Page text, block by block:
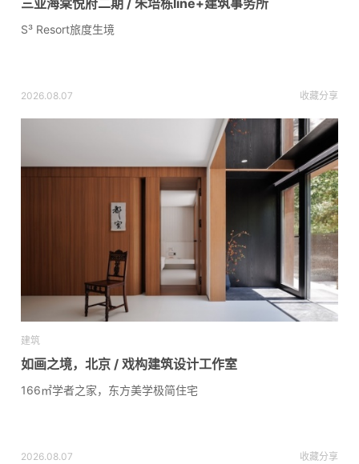
三亚海棠悦府二期 / 朱培栋line+建筑事务所
S³ Resort旅度生境
2026.08.07 收藏分享
建筑
如画之境，北京 / 戏构建筑设计工作室
166㎡学者之家，东方美学极简住宅
2026.08.07 收藏分享